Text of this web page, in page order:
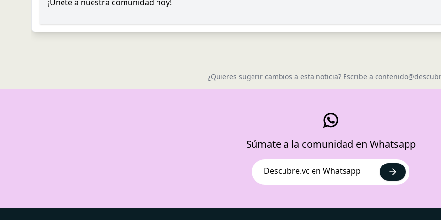
¡Únete a nuestra comunidad hoy!
¿Quieres sugerir cambios a esta noticia? Escribe a
Súmate a la comunidad en Whatsapp
Descubre.vc en Whatsapp